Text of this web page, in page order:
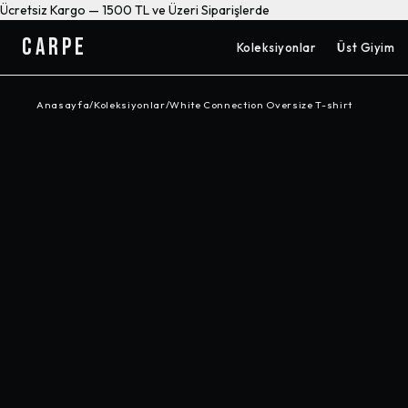
Ücretsiz Kargo — 1500 TL ve Üzeri Siparişlerde
CARPE Koleksiyonlar Üst Giyim
Anasayfa/Koleksiyonlar/White Connection Oversize T-shirt